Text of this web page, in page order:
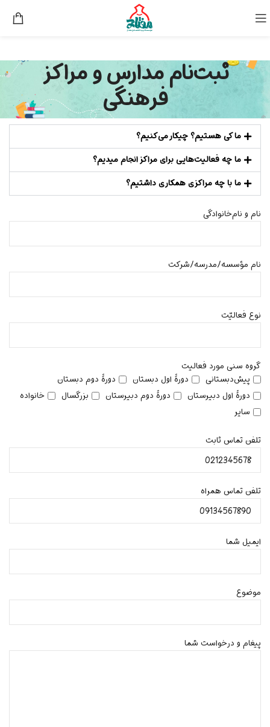
ثبت‌نام مدارس و مراکز
فرهنگی
ما کی هستیم؟ چیکار می‌کنیم؟
ما چه فعالیت‌هایی برای مراکز انجام میدیم؟
ما با چه مراکزی همکاری داشتیم؟
نام و نام‌خانوادگی
نام‌ مؤسسه/مدرسه/شرکت
نوع فعالیّت
گروه سنی مورد فعالیت
پیش‌دبستانی
دورۀ اول دبستان
دورۀ دوم دبستان
دورۀ اول دبیرستان
دورۀ دوم دبیرستان بزرگسال
خانواده
سایر
تلفن تماس ثابت
تلفن تماس همراه
ایمیل شما
موضوع
پیغام و درخواست شما